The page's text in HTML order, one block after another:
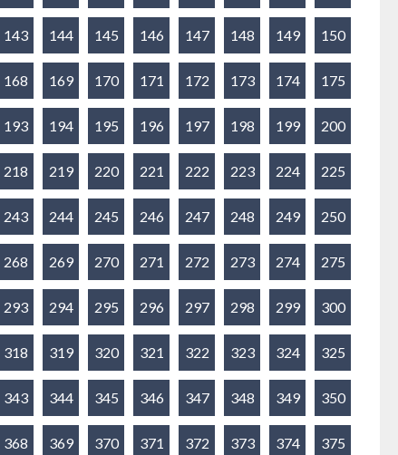
143 144 145 146 147 148 149 150
168 169 170 171 172 173 174 175
193 194 195 196 197 198 199 200
218 219 220 221 222 223 224 225
243 244 245 246 247 248 249 250
268 269 270 271 272 273 274 275
293 294 295 296 297 298 299 300
318 319 320 321 322 323 324 325
343 344 345 346 347 348 349 350
368 369 370 371 372 373 374 375